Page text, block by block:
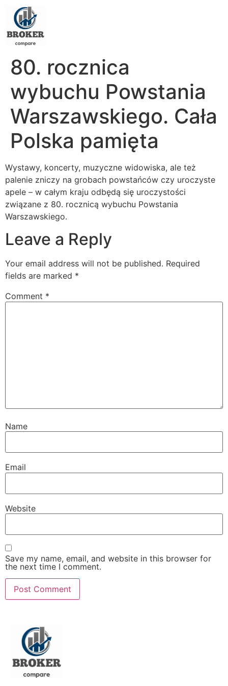
80. rocznica
wybuchu Powstania
Warszawskiego. Cała
Polska pamięta
Wystawy, koncerty, muzyczne widowiska, ale też
palenie zniczy na grobach powstańców czy uroczyste
apele – w całym kraju odbędą się uroczystości
związane z 80. rocznicą wybuchu Powstania
Warszawskiego.
Leave a Reply
Your email address will not be published. Required
fields are marked *
Comment *
Name
Email
Website
Save my name, email, and website in this browser for
the next time I comment.